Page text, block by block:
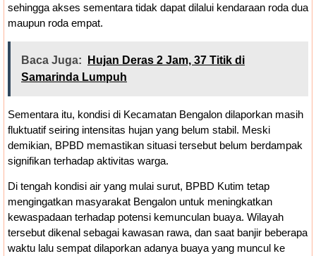
sehingga akses sementara tidak dapat dilalui kendaraan roda dua
maupun roda empat.
Baca Juga:
Hujan Deras 2 Jam, 37 Titik di
Samarinda Lumpuh
Sementara itu, kondisi di Kecamatan Bengalon dilaporkan masih
fluktuatif seiring intensitas hujan yang belum stabil. Meski
demikian, BPBD memastikan situasi tersebut belum berdampak
signifikan terhadap aktivitas warga.
Di tengah kondisi air yang mulai surut, BPBD Kutim tetap
mengingatkan masyarakat Bengalon untuk meningkatkan
kewaspadaan terhadap potensi kemunculan buaya. Wilayah
tersebut dikenal sebagai kawasan rawa, dan saat banjir beberapa
waktu lalu sempat dilaporkan adanya buaya yang muncul ke